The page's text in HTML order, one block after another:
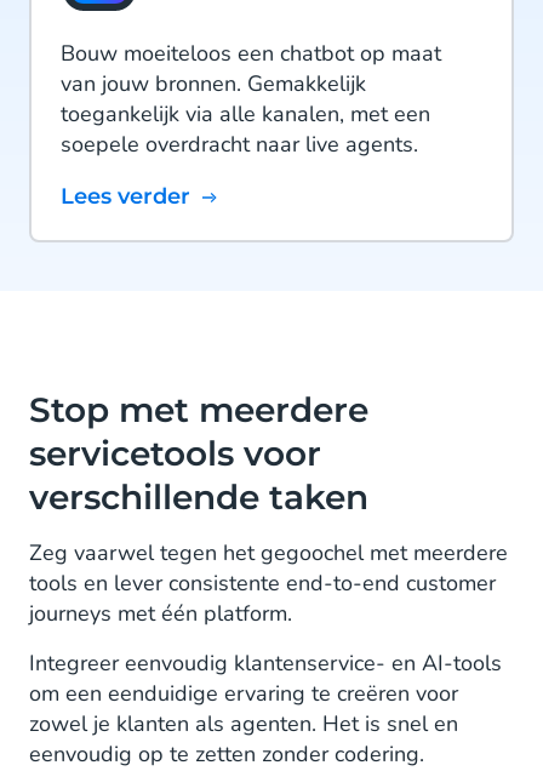
Bouw moeiteloos een chatbot op maat
van jouw bronnen. Gemakkelijk
toegankelijk via alle kanalen, met een
soepele overdracht naar live agents.
Lees verder
Stop met meerdere
servicetools voor
verschillende taken
Zeg vaarwel tegen het gegoochel met meerdere
tools en lever consistente end-to-end customer
journeys met één platform.
Integreer eenvoudig klantenservice- en AI-tools
om een eenduidige ervaring te creëren voor
zowel je klanten als agenten. Het is snel en
eenvoudig op te zetten zonder codering.